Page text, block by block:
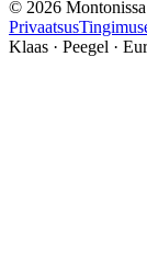
© 2026
Privaatsus
Klaas · Peegel ·